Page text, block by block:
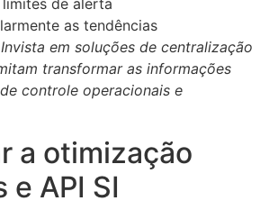
de alerta
as tendências
Invista em soluções de centralização
transformar as informações
controle operacionais e
a otimização
API SI